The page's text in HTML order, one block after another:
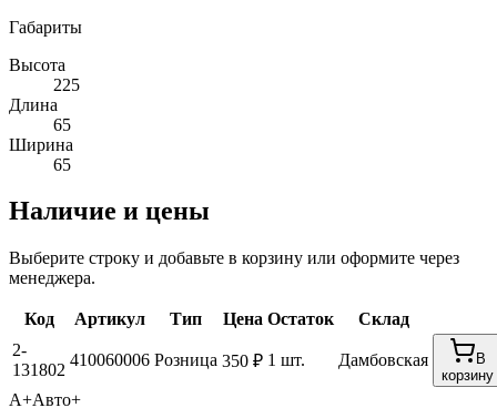
Габариты
Высота
225
Длина
65
Ширина
65
Наличие и цены
Выберите строку и добавьте в корзину или оформите через
менеджера.
Код Артикул Тип Цена Остаток
Склад
2-
131802
410060006 Розница 350 ₽ 1 шт. Дамбовская
В
корзину
А+Авто+